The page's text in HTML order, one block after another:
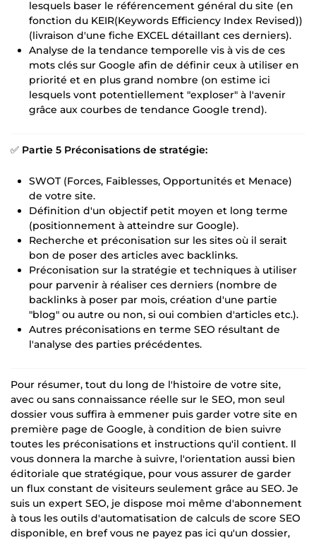
lesquels baser le référencement général du site (en
fonction du KEIR(Keywords Efficiency Index Revised))
(livraison d'une fiche EXCEL détaillant ces derniers).
Analyse de la tendance temporelle vis à vis de ces
mots clés sur Google afin de définir ceux à utiliser en
priorité et en plus grand nombre (on estime ici
lesquels vont potentiellement "exploser" à l'avenir
grâce aux courbes de tendance Google trend).
✅ Partie 5 Préconisations de stratégie:
SWOT (Forces, Faiblesses, Opportunités et Menace)
de votre site.
Définition d'un objectif petit moyen et long terme
(positionnement à atteindre sur Google).
Recherche et préconisation sur les sites où il serait
bon de poser des articles avec backlinks.
Préconisation sur la stratégie et techniques à utiliser
pour parvenir à réaliser ces derniers (nombre de
backlinks à poser par mois, création d'une partie
"blog" ou autre ou non, si oui combien d'articles etc.).
Autres préconisations en terme SEO résultant de
l'analyse des parties précédentes.
Pour résumer, tout du long de l'histoire de votre site,
avec ou sans connaissance réelle sur le SEO, mon seul
dossier vous suffira à emmener puis garder votre site en
première page de Google, à condition de bien suivre
toutes les préconisations et instructions qu'il contient. Il
vous donnera la marche à suivre, l'orientation aussi bien
éditoriale que stratégique, pour vous assurer de garder
un flux constant de visiteurs seulement grâce au SEO. Je
suis un expert SEO, je dispose moi même d'abonnement
à tous les outils d'automatisation de calculs de score SEO
disponible, en bref vous ne payez pas ici qu'un dossier,